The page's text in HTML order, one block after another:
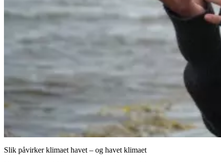
Slik påvirker klimaet havet – og havet klimaet